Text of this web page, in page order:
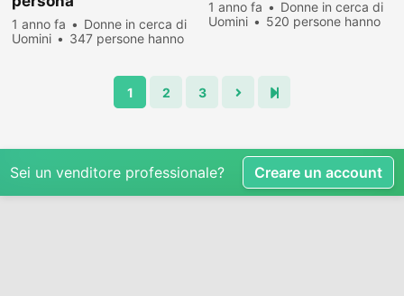
1 anno fa
Donne in cerca di
Uomini
347 persone hanno
1 anno fa
Donne in cerca di
Uomini
520 persone hanno
1 2 3
Sei un venditore professionale? Creare un account